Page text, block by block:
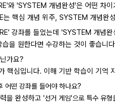
와 'SYSTEM 개념완성'은 어떤 차이
핵심 개념 위주, SYSTEM 개념완
강좌를 들었는데 'SYSTEM 개념완
을 원한다면 수강하는 것이 좋습니
가요?
핵심입니다. 이해 기반 학습이 기억
어떤 강좌를 들어야 하나요?
을 완성하고 '선거 게임'으로 특수 유형